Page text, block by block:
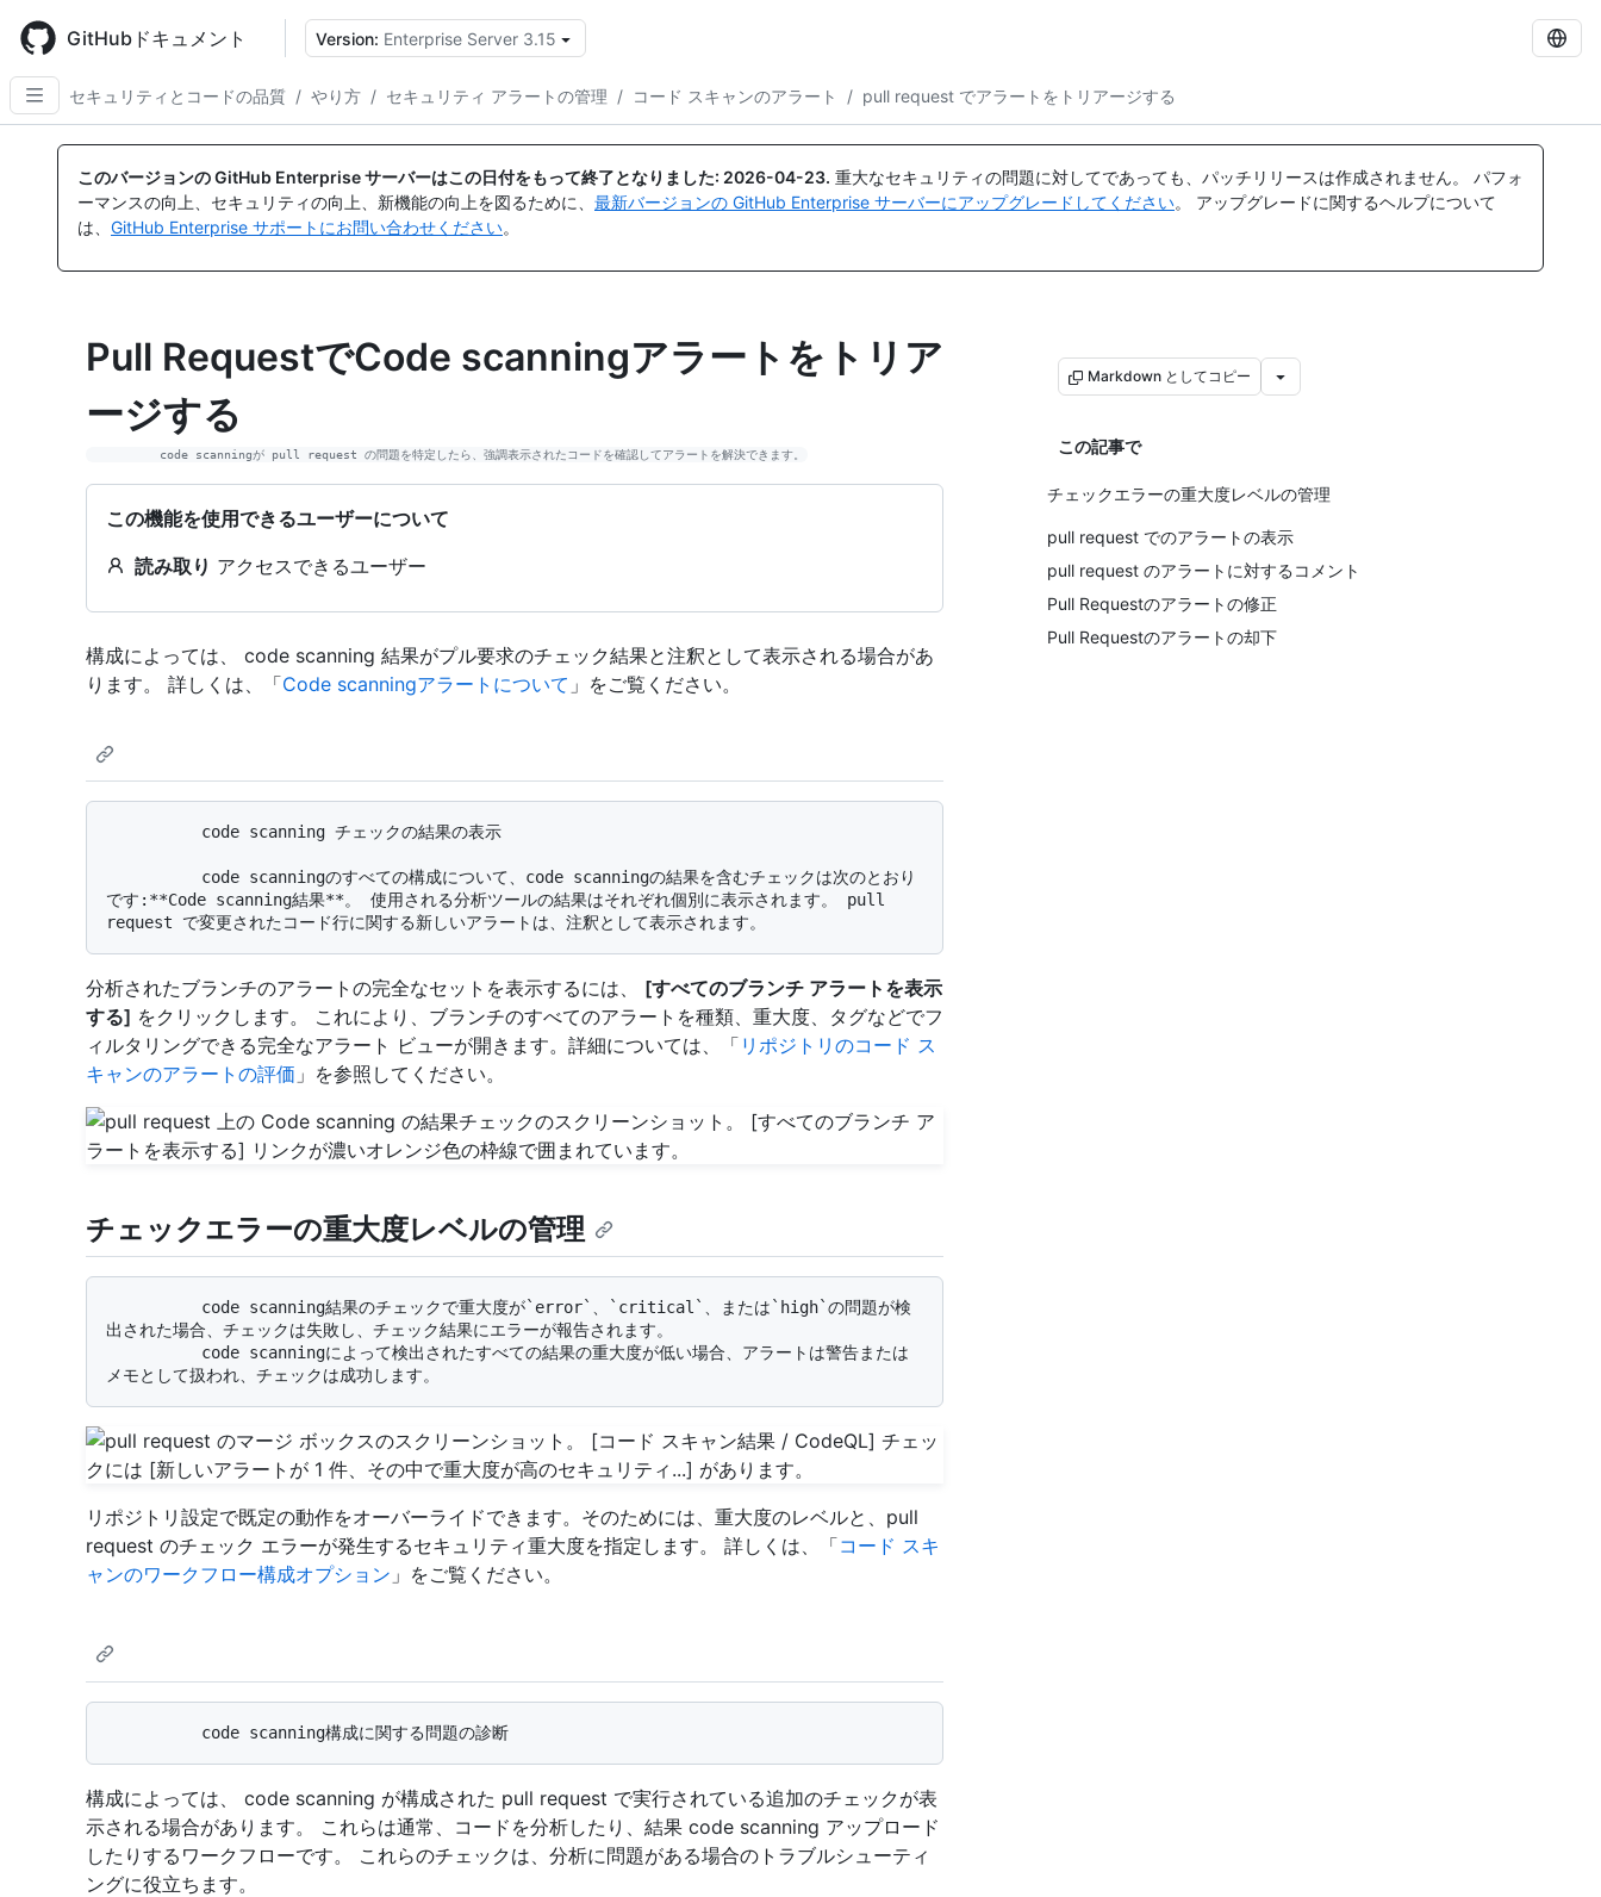
main
content
GitHubドキュメント Version: Enterprise Server 3.15
セキュリティとコードの品質 / やり方 / セキュリティ アラートの管理 / コード スキャンのアラート / pull request でアラートをトリアージする
このバージョンの GitHub Enterprise サーバーはこの日付をもって終了となりました: 2026-04-23. 重大なセキュリティの問題に対してであっても、パッチリリースは作成されません。 パフォ
ーマンスの向上、セキュリティの向上、新機能の向上を図るために、 最新バージョンの GitHub Enterprise サーバーにアップグレードしてください。 アップグレードに関するヘルプについて
は、 GitHub Enterprise サポートにお問い合わせください。
Pull RequestでCode scanningアラートをトリア
ージする
この機能を使用できるユーザーについて
読み取り アクセスできるユーザー
Markdown としてコピー
この記事で
チェックエラーの重大度レベルの管理
pull request でのアラートの表示
pull request のアラートに対するコメント
Pull Requestのアラートの修正
Pull Requestのアラートの却下
構成によっては、 code scanning 結果がプル要求のチェック結果と注釈として表示される場合があ
ります。 詳しくは、「Code scanningアラートについて 」をご覧ください。
です:**Code scanning結果**。 使用される分析ツールの結果はそれぞれ個別に表示されます。 pull
分析されたブランチのアラートの完全なセットを表示するには、 [すべてのブランチ アラートを表示
する] をクリックします。 これにより、ブランチのすべてのアラートを種類、重大度、タグなどでフ
ィルタリングできる完全なアラート ビューが開きます。詳細については、「 リポジトリのコード ス
キャンのアラートの評価 」を参照してください。
チェックエラーの重大度レベルの管理
出された場合、チェックは失敗し、チェック結果にエラーが報告されます。
リポジトリ設定で既定の動作をオーバーライドできます。そのためには、重大度のレベルと、pull
request のチェック エラーが発生するセキュリティ重大度を指定します。 詳しくは、「コード スキ
ャンのワークフロー構成オプション 」をご覧ください。
構成によっては、 code scanning が構成された pull request で実行されている追加のチェックが表
示される場合があります。 これらは通常、コードを分析したり、結果 code scanning アップロード
したりするワークフローです。 これらのチェックは、分析に問題がある場合のトラブルシューティ
ングに役立ちます。